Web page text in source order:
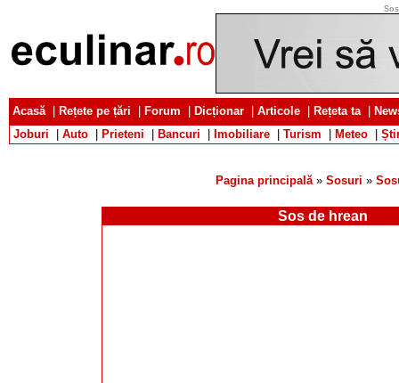
Acasă| Rețete pe țări Forum Dicționar Articole Rețeta ta|
Joburi
Auto Prieteni Bancuri Imobiliare Turism Meteo
Pagina principală» Sosuri »
Sos de hrean